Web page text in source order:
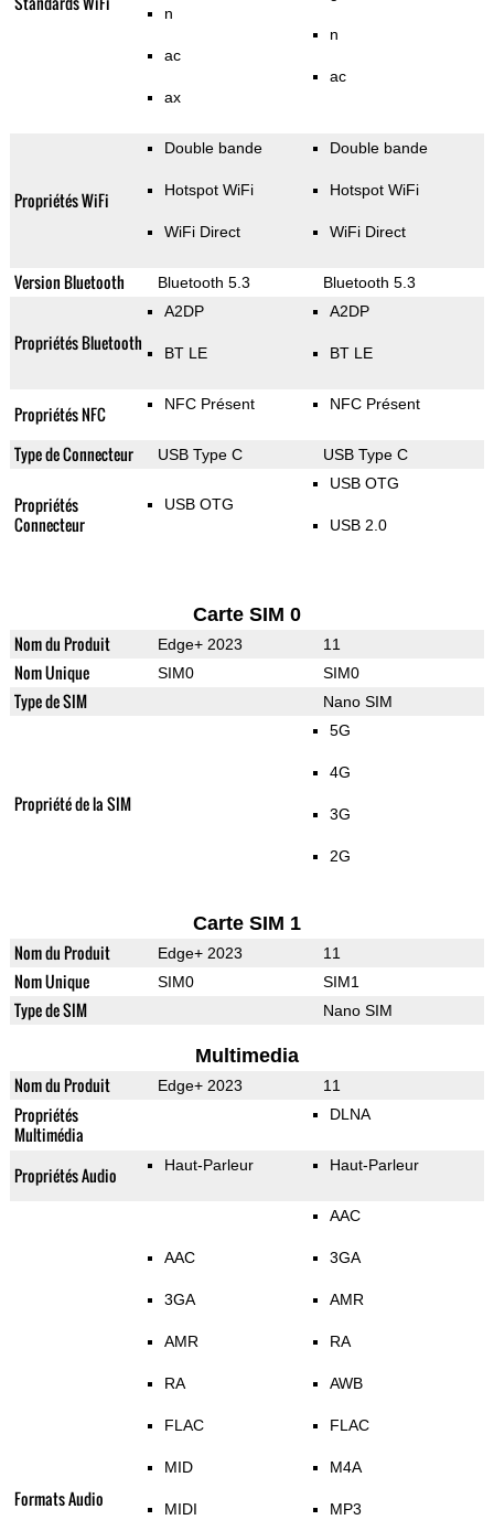
n
ac
ax
n
ac
Propriétés WiFi
Double bande
Hotspot WiFi
WiFi Direct
Double bande
Hotspot WiFi
WiFi Direct
Version Bluetooth Bluetooth 5.3 Bluetooth 5.3
Propriétés Bluetooth
A2DP
BT LE
A2DP
BT LE
Propriétés NFC NFC Présent NFC Présent
Type de Connecteur USB Type C USB Type C
Propriétés
Connecteur
USB OTG
USB OTG
USB 2.0
Carte SIM 0
Nom du Produit Edge+ 2023 11
Nom Unique SIM0 SIM0
Type de SIM Nano SIM
Propriété de la SIM
5G
4G
3G
2G
Carte SIM 1
Nom du Produit Edge+ 2023 11
Nom Unique SIM0 SIM1
Type de SIM Nano SIM
Multimedia
Nom du Produit Edge+ 2023 11
Propriétés
Multimédia
DLNA
Propriétés Audio Haut-Parleur Haut-Parleur
Formats Audio
AAC
3GA
AMR
RA
FLAC
MID
MIDI
AAC
3GA
AMR
RA
AWB
FLAC
M4A
MP3